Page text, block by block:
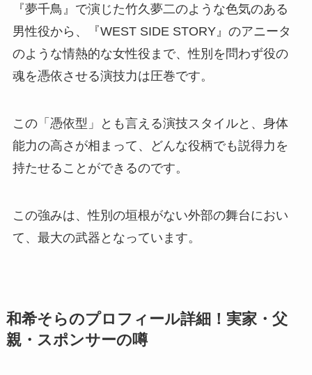
『夢千鳥』で演じた竹久夢二のような色気のある
男性役から、『WEST SIDE STORY』のアニータ
のような情熱的な女性役まで、性別を問わず役の
魂を憑依させる演技力は圧巻です。
この「憑依型」とも言える演技スタイルと、身体
能力の高さが相まって、どんな役柄でも説得力を
持たせることができるのです。
この強みは、性別の垣根がない外部の舞台におい
て、最大の武器となっています。
和希そらのプロフィール詳細！実家・父
親・スポンサーの噂